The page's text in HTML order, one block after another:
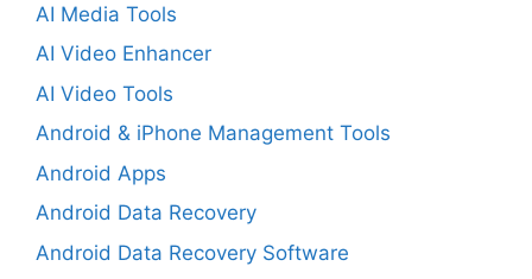
AI Media Tools
AI Video Enhancer
AI Video Tools
Android & iPhone Management Tools
Android Apps
Android Data Recovery
Android Data Recovery Software